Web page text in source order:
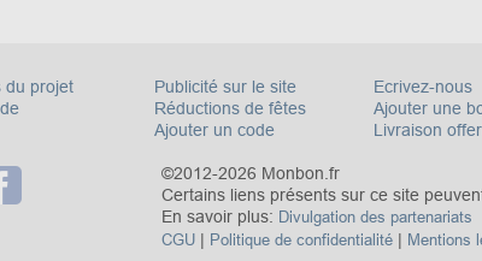
du projet
Publicité sur le site
Réductions de fêtes
Ajouter un code
Ecrivez-nous
Ajouter une
Livraison
©2012-2026 Monbon.fr
Certains liens présents sur ce site
En savoir plus: Divulgation des partenariats
CGU| Politique de confidentialité| Mentions